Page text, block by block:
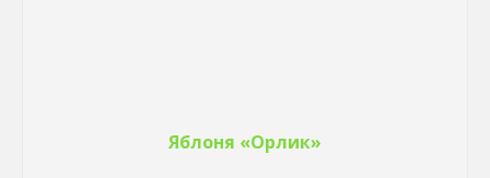
Яблоня «Орлик»